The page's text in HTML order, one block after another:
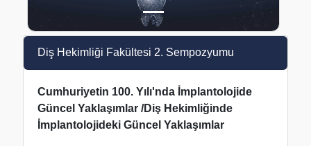
Diş Hekimliği Fakültesi 2. Sempozyumu
Cumhuriyetin 100. Yılı'nda İmplantolojide
Güncel Yaklaşımlar /Diş Hekimliğinde
İmplantolojideki Güncel Yaklaşımlar